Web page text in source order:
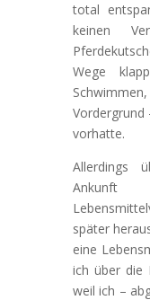
total
keinen
Wege
Vordergrund
vorhatte.
Allerdings
später
eine
ich über die
weil ich –